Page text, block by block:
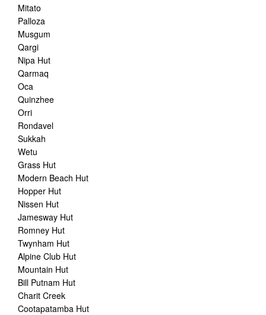
Mitato
Palloza
Musgum
Qargi
Nipa Hut
Qarmaq
Oca
Quinzhee
Orri
Rondavel
Sukkah
Wetu
Grass Hut
Modern Beach Hut
Hopper Hut
Nissen Hut
Jamesway Hut
Romney Hut
Twynham Hut
Alpine Club Hut
Mountain Hut
Bill Putnam Hut
Charit Creek
Cootapatamba Hut